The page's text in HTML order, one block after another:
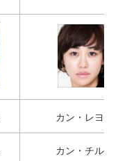
カン・レヨン
カン・チルレ